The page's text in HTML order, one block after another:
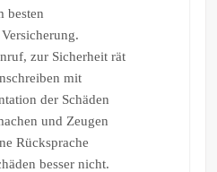
besten
zur Sicherheit rät
mit
der Schäden
und Zeugen
Rücksprache
besser nicht.